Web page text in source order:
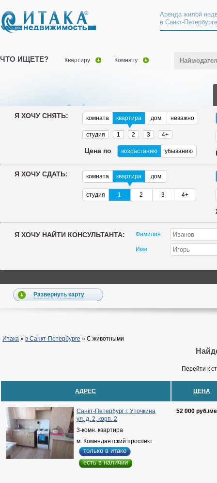
Аренда жилой
в Санкт-
ЧТО ИЩЕТЕ? Квартиру Комнату
Я ХОЧУ СНЯТЬ: комната квартира дом неважно
студия 1 2 3 4+
Цена по возрастанию убыванию
Я ХОЧУ СДАТЬ: комната квартира дом
студия 1 2 3 4+
Я ХОЧУ НАЙТИ КОНСУЛЬТАНТА: Фамилия
Имя
Развернуть карту
Итака » в Санкт-Петербурге » С животными
Перейти к
АДРЕС ЦЕНА
Санкт-Петербург г, Уточкина
ул, д. 2, корп. 2
3-комн. квартира
м. Комендантский проспект
только в итаке
есть в наличии
52 000 руб./